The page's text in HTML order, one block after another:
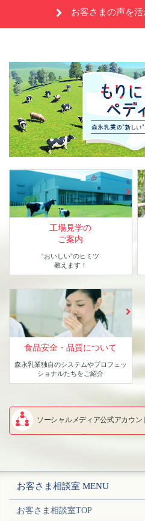
お客さまの声を
工場見学の
ご案内
“おいしい”のヒミツ
教えます！
食品安全・品質について
森永乳業独自のシステムやプロフェッ
ショナルたちをご紹介
ソーシャルメディア公式アカウン
お客さま相談室 MENU
お客さま相談室TOP